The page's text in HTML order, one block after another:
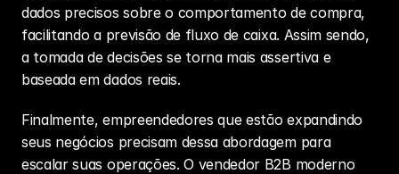
dados precisos sobre o comportamento de compra,
facilitando a previsão de fluxo de caixa. Assim sendo,
a tomada de decisões se torna mais assertiva e
baseada em dados reais.
Finalmente, empreendedores que estão expandindo
seus negócios precisam dessa abordagem para
escalar suas operações. O vendedor B2B moderno